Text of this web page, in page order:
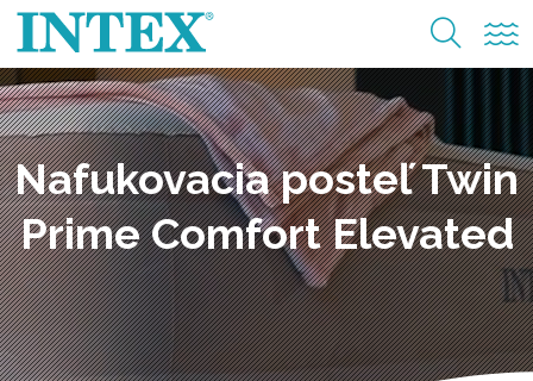
Nafukovacia posteľ Twin
Prime Comfort Elevated